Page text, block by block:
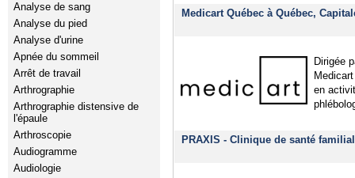
Analyse de sang
Analyse du pied
Analyse d'urine
Apnée du sommeil
Arrêt de travail
Arthrographie
Arthrographie distensive de
l'épaule
Arthroscopie
Audiogramme
Audiologie
Medicart Québec à Québec,
Dirigée
en
PRAXIS - Clinique de santé